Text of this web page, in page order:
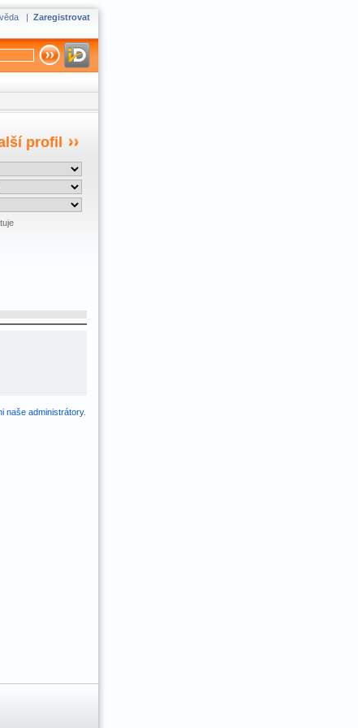
| Zaregistrovat
profil
naše administrátory.